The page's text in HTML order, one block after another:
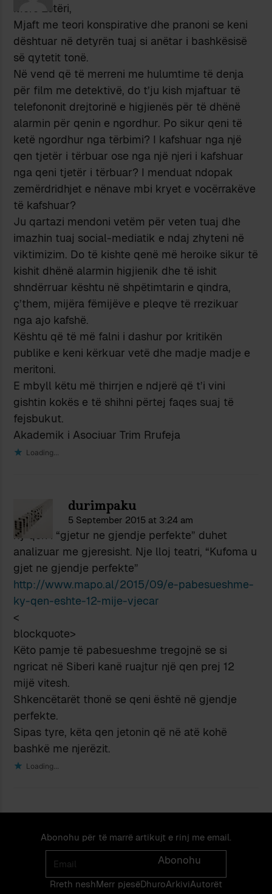
More Zotëri,
Mjaft me teori konspirative dhe pranoni se keni
dështuar në detyrën tuaj si anëtar i bashkësisë
së qytetit tonë.
Në vend që të merreni me hulumtime të denja
për film me detektivë, do t’ju kish mjaftuar të
telefononit drejtorinë e higjienës për të dhënë
alarmin për qenin e ngordhur. Po sikur qeni të
ketë ngordhur nga tërbimi? I kafshuar nga një
qen tjetër i tërbuar ose nga një njeri i kafshuar
nga qeni tjetër i tërbuar? I menduat ndopak
zemërdridhjet e nënave mbi kryet e vocërrakëve
të kafshuar?
Ju qartazi mendoni vetëm për veten tuaj dhe
imazhin tuaj social-mediatik e ndaj zhyteni në
viktimizim. Do të kishte qenë më heroike sikur të
kishit dhënë alarmin higjienik dhe të ishit
shndërruar kështu në shpëtimtarin e qindra,
ç’them, mijëra fëmijëve e pleqve të rrezikuar
nga ajo kafshë.
Kështu që të më falni i dashur por kritikën
publike e keni kërkuar vetë dhe madje madje e
meritoni.
E mbyll këtu më thirrjen e ndjerë që t’i vini
gishtin kokës e të shihni përtej faqes suaj të
fejsbukut.
Akademik i Asociuar Trim Rrufeja
Loading...
durimpaku
5 September 2015 at 3:24 am
ky qen i “gjetur ne gjendje perfekte” duhet
analizuar me gjeresisht. Nje lloj teatri, “Kufoma u
gjet ne gjendje perfekte”
http://www.mapo.al/2015/09/e-pabesueshme-
ky-qen-eshte-12-mije-vjecar
<
blockquote>
Këto pamje të pabesueshme tregojnë se si
ngricat në Siberi kanë ruajtur një qen prej 12
mijë vitesh.
Shkencëtarët thonë se qeni është në gjendje
perfekte.
Sipas tyre, këta qen jetonin që në atë kohë
bashkë me njerëzit.
Loading...
Abonohu për të marrë artikujt e rinj me email.
Email
Abonohu
Rreth neshMerr pjes​​ë​DhuroArkiviAutorët